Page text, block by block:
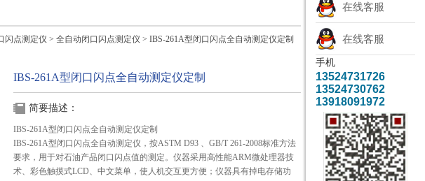
闪点测定仪 > 全自动闭口闪点测定仪 > IBS-261A型闭口闪点全自动测定仪定制
IBS-261A型闭口闪点全自动测定仪定制
简要描述：
IBS-261A型闭口闪点全自动测定仪定制
IBS-261A型闭口闪点全自动测定仪，按ASTM D93 、GB/T 261-2008标准方法
要求，用于对石油产品闭口闪点值的测定。仪器采用高性能ARM微处理器技
术、彩色触摸式LCD、中文菜单，使人机交互更方便；仪器具有掉电存储功
在线客服
在线客服
手机
13524731726
13524730762
13918091972